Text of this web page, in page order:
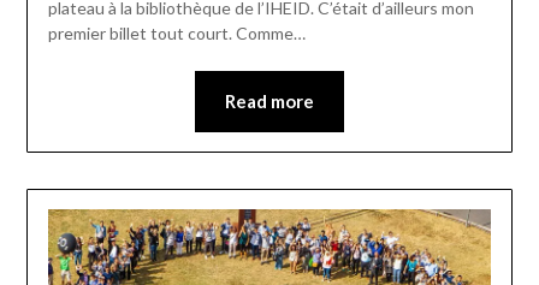
plateau à la bibliothèque de l’IHEID. C’était d’ailleurs mon
premier billet tout court. Comme…
Read more